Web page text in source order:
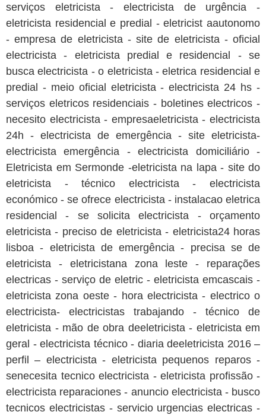
serviços eletricista - electricista de urgência -
eletricista residencial e predial - eletricist aautonomo
- empresa de eletricista - site de eletricista - oficial
electricista - eletricista predial e residencial - se
busca electricista - o eletricista - eletrica residencial e
predial - meio oficial eletricista - electricista 24 hs -
serviços eletricos residenciais - boletines electricos -
necesito electricista - empresaeletricista - electricista
24h - electricista de emergência - site eletricista-
electricista emergência - electricista domiciliário -
Eletricista em Sermonde -eletricista na lapa - site do
eletricista - técnico electricista - electricista
económico - se ofrece electricista - instalacao eletrica
residencial - se solicita electricista - orçamento
eletricista - preciso de eletricista - eletricista24 horas
lisboa - eletricista de emergência - precisa se de
eletricista - eletricistana zona leste - reparações
electricas - serviço de eletric - eletricista emcascais -
eletricista zona oeste - hora electricista - electrico o
electricista- electricistas trabajando - técnico de
eletricista - mão de obra deeletricista - eletricista em
geral - electricista técnico - diaria deeletricista 2016 –
perfil – electricista - eletricista pequenos reparos -
senecesita tecnico electricista - eletricista profissão -
electricista reparaciones - anuncio electricista - busco
tecnicos electricistas - servicio urgencias electricas -